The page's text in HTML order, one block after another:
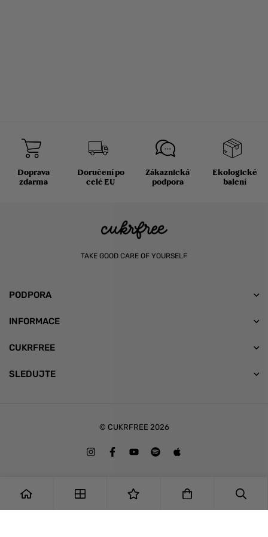
Doprava
zdarma
Doručení po
celé EU
Zákaznická
podpora
Ekologické
balení
TAKE GOOD CARE OF YOURSELF
PODPORA
INFORMACE
CUKRFREE
SLEDUJTE
© CUKRFREE 2026